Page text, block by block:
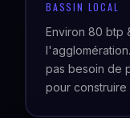
BASSIN LOCAL
Environ 80 btp
pas besoin de
pour construire